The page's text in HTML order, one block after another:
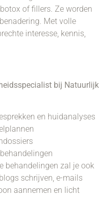
of fillers. Ze worden
Met volle
interesse, kennis,
bij Natuurlijk
en huidanalyses
behandelingen zal je ook
schrijven, e-mails
aannemen en licht